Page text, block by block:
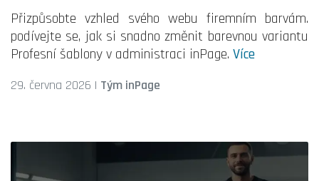
Přizpůsobte vzhled svého webu firemním barvám.
podívejte se, jak si snadno změnit barevnou variantu
Profesní šablony v administraci inPage. Více
29. června 2026 | Tým inPage